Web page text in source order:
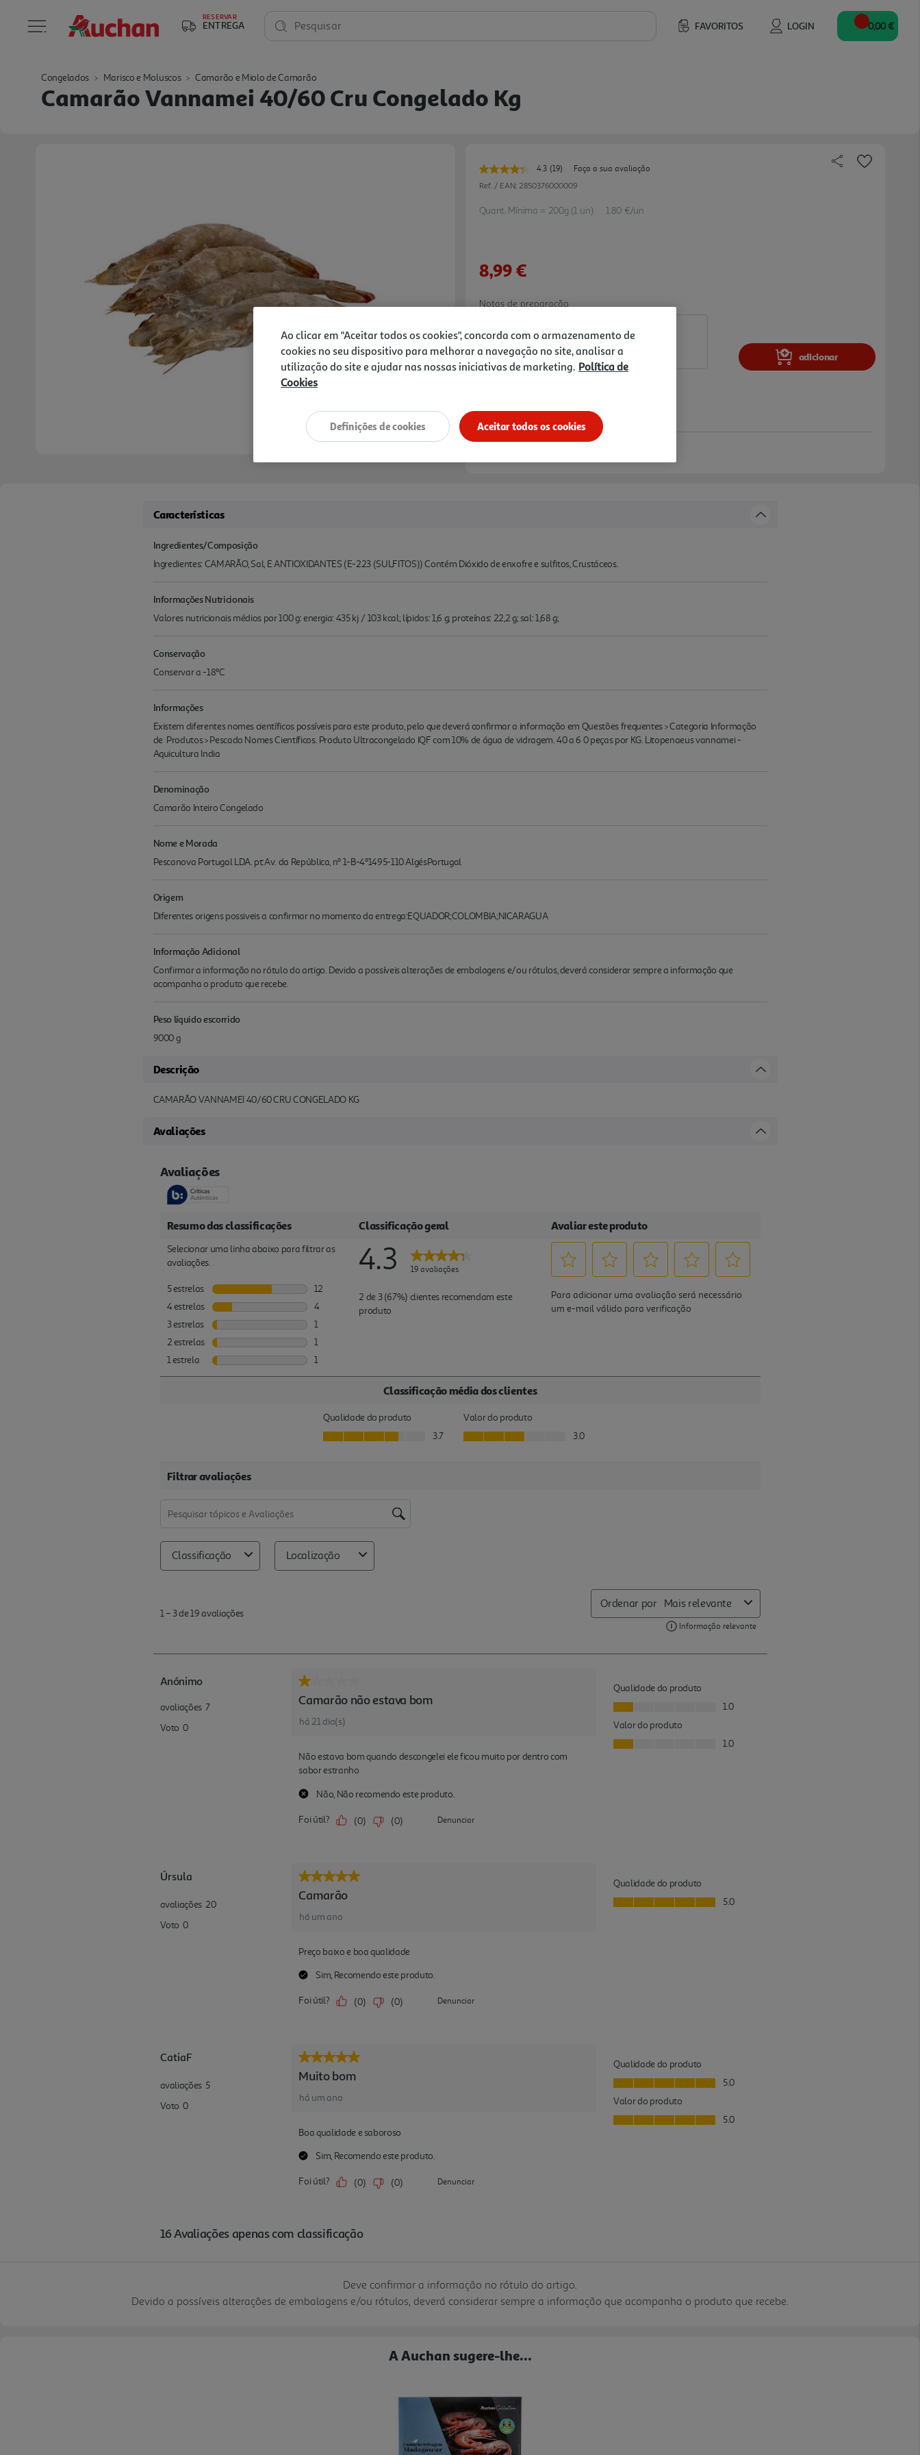
RESERVAR
ENTREGA FAVORITOS LOGIN
Pesquisar 0,00 €
Congelados Marisco e Moluscos Camarão e Miolo de Camarão
Camarão Vannamei 40/60 Cru Congelado Kg
4.3 Leu
19
Link
para
(19)
Faça a sua avaliação
Ref. / EAN: 2850376000009
Quant. Mínima = 200g (1 un) 1.80 €/un
8,99 €
Notas de preparação
adicionar
Características
Ingredientes/Composição
Ingredientes: CAMARÃO, Sal, E ANTIOXIDANTES (E-223 (SULFITOS)) Contém Dióxido de enxofre e sulfitos, Crustáceos.
Informações Nutricionais
Valores nutricionais médios por 100 g: energia: 435 kj / 103 kcal; lípidos: 1,6 g; proteínas: 22,2 g; sal: 1,68 g;
Conservação
Conservar a -18ºC
Informações
Existem diferentes nomes científicos possíveis para este produto, pelo que deverá confirmar a informação em Questões frequentes > Categoria Informação
de Produtos > Pescado Nomes Científicos. Produto Ultracongelado IQF com 10% de água de vidragem. 40 a 6 0 peças por KG. Litopenaeus vannamei -
Aquicultura India
Denominação
Camarão Inteiro Congelado
Nome e Morada
Pescanova Portugal LDA. pt:Av. da República, nº 1-B-4º1495-110 AlgésPortugal
Origem
Diferentes origens possiveis a confirmar no momento da entrega:EQUADOR;COLOMBIA;NICARAGUA
Informação Adicional
Confirmar a informação no rótulo do artigo. Devido a possíveis alterações de embalagens e/ou rótulos, deverá considerar sempre a informação que
acompanha o produto que recebe.
Peso líquido escorrido
9000 g
Descrição
CAMARÃO VANNAMEI 40/60 CRU CONGELADO KG
Avaliações
Deve confirmar a informação no rótulo do artigo.
Devido a possíveis alterações de embalagens e/ou rótulos, deverá considerar sempre a informação que acompanha o produto que recebe.
A Auchan sugere-lhe...
Ao clicar em "Aceitar todos os cookies", concorda com o armazenamento de
cookies no seu dispositivo para melhorar a navegação no site, analisar a
utilização do site e ajudar nas nossas iniciativas de marketing. Política de
Cookies
Aceitar todos os cookies
Definições de cookies